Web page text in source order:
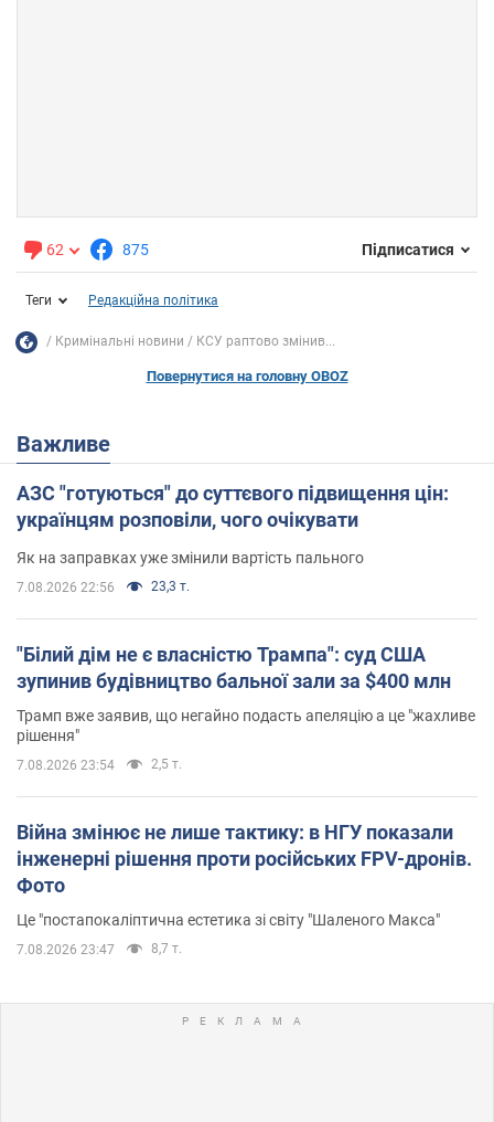
62 875 Підписатися
Теги Редакційна політика
Кримінальні новини КСУ раптово змінив...
Повернутися на головну OBOZ
Важливе
АЗС "готуються" до суттєвого підвищення цін:
українцям розповіли, чого очікувати
Як на заправках уже змінили вартість пального
7.08.2026 22:56 23,3 т.
"Білий дім не є власністю Трампа": суд США
зупинив будівництво бальної зали за $400 млн
Трамп вже заявив, що негайно подасть апеляцію а це "жахливе
рішення"
7.08.2026 23:54 2,5 т.
Війна змінює не лише тактику: в НГУ показали
інженерні рішення проти російських FPV-дронів.
Фото
Це "постапокаліптична естетика зі світу "Шаленого Макса"
7.08.2026 23:47 8,7 т.